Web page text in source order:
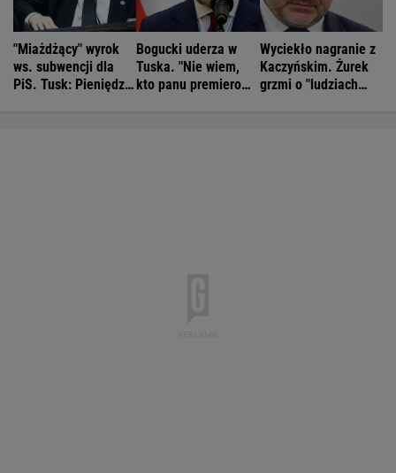
"Miażdżący" wyrok
ws. subwencji dla
PiS. Tusk: Pieniędzy
Bogucki uderza w
Tuska. "Nie wiem,
kto panu premierowi
Wyciekło nagranie z
Kaczyńskim. Żurek
grzmi o "ludziach